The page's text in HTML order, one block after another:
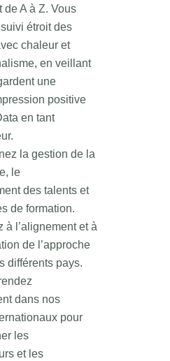
de A à Z. Vous
étroit des
chaleur et
en veillant
une
positive
en tant
la gestion de la
le
des talents et
de formation.
à l’alignement et à
de l’approche
différents pays.
dans nos
pour
les
et les